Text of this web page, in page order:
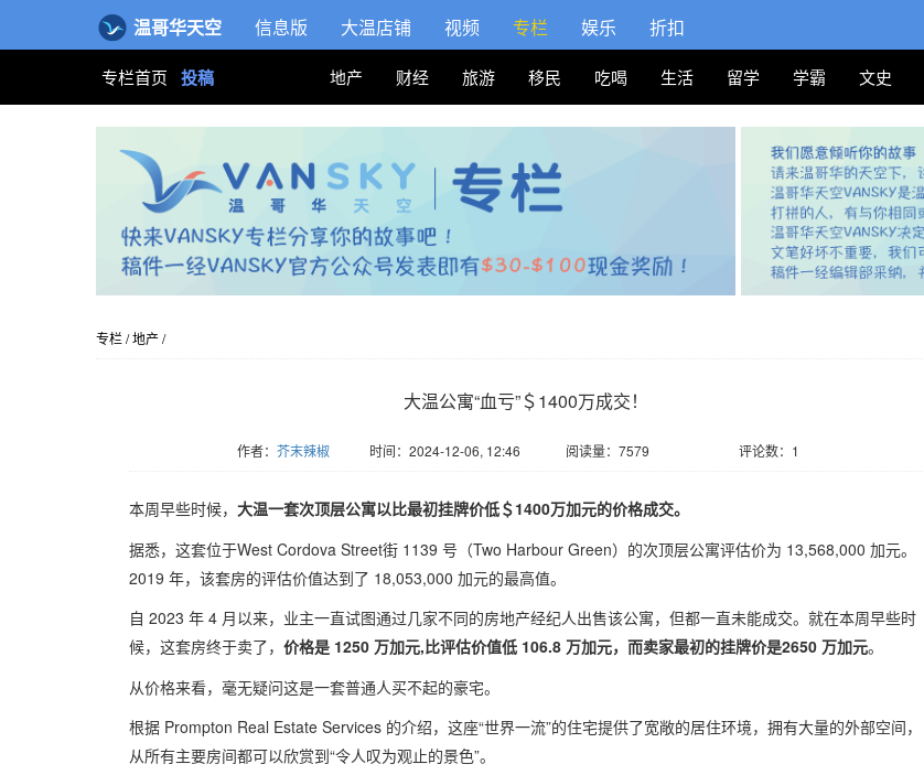
温哥华天空 信息版 大温店铺 视频 专栏 娱乐 折扣
专栏首页 投稿 地产 财经 旅游 移民 吃喝 生活 留学 学霸 文史
专栏 /地产/
大温公寓“血亏”＄1400万成交！
作者： 芥末辣椒 时间：2024-12-06, 12:46 阅读量：7579 评论数：1
本周早些时候， 大温一套次顶层公寓以比最初挂牌价低＄1400万加元的价格成交。
据悉，这套位于West Cordova Street街 1139 号（Two Harbour Green）的次顶层公寓评估价为 13,568,000 加元。
2019 年，该套房的评估价值达到了 18,053,000 加元的最高值。
自 2023 年 4 月以来，业主一直试图通过几家不同的房地产经纪人出售该公寓，但都一直未能成交。就在本周早些时
候，这套房终于卖了， 价格是 1250 万加元,比评估价值低 106.8 万加元，而卖家最初的挂牌价是2650 万加元。
从价格来看，毫无疑问这是一套普通人买不起的豪宅。
根据 Prompton Real Estate Services 的介绍，这座“世界一流”的住宅提供了宽敞的居住环境，拥有大量的外部空间，
从所有主要房间都可以欣赏到“令人叹为观止的景色”。